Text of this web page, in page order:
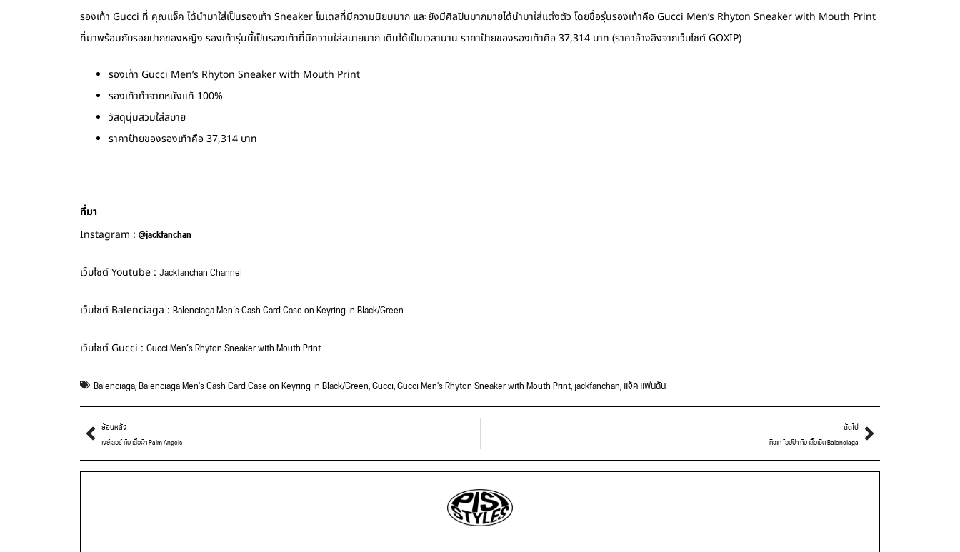
รองเท้า Gucci ที่ คุณแจ็ค ได้นำมาใส่เป็นรองเท้า Sneaker โมเดลที่มีความนิยมมาก และยังมีศิลปินมากมายได้นำมาใส่แต่งตัว โดยชื่อรุ่นรองเท้าคือ Gucci Men’s Rhyton Sneaker with Mouth Print
ที่มาพร้อมกับรอยปากของหญิง รองเท้ารุ่นนี้เป็นรองเท้าที่มีความใส่สบายมาก เดินได้เป็นเวลานาน ราคาป้ายของรองเท้าคือ 37,314 บาท (ราคาอ้างอิงจากเว็บไซต์ GOXIP)
รองเท้า Gucci Men’s Rhyton Sneaker with Mouth Print
รองเท้าทำจากหนังแท้ 100%
วัสดุนุ่มสวมใส่สบาย
ราคาป้ายของรองเท้าคือ 37,314 บาท
ที่มา
Instagram : @jackfanchan
เว็บไซต์ Youtube : Jackfanchan Channel
เว็บไซต์ Balenciaga : Balenciaga Men’s Cash Card Case on Keyring in Black/Green
เว็บไซต์ Gucci : Gucci Men’s Rhyton Sneaker with Mouth Print
Balenciaga Balenciaga Men's Cash Card Case on Keyring in Black/Green Gucci Gucci Men's Rhyton Sneaker with Mouth Print jackfanchan แจ็ค แฟนฉัน
ย้อนหลัง
เจย์เลอร์ กับ เสื้อผ้า Palm Angels
ถัดไป
คิวเท โอปป้า กับ เสื้อเชิต Balenciaga